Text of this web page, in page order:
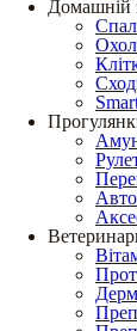
Домашній